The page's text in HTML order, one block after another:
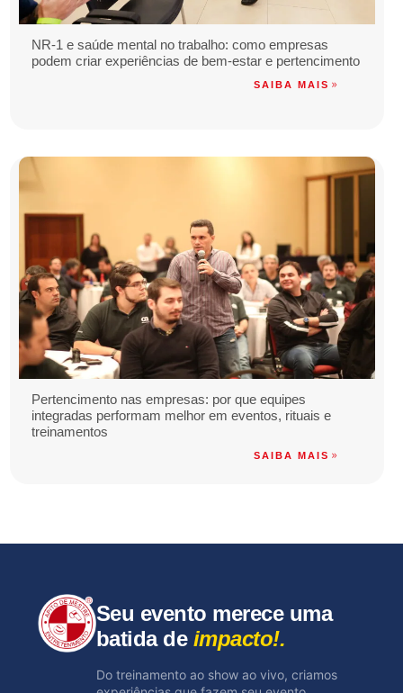
NR-1 e saúde mental no trabalho: como empresas
podem criar experiências de bem-estar e pertencimento
SAIBA MAIS
Pertencimento nas empresas: por que equipes
integradas performam melhor em eventos, rituais e
treinamentos
SAIBA MAIS
Seu evento merece uma
batida de impacto!.
Do treinamento ao show ao vivo, criamos